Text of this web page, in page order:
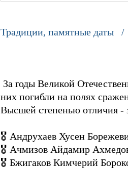
Традиции, памятные даты /
За годы Великой
них погибли на полях
Высшей степенью отличия -
🎖 Андрухаев Хусен
🎖 Ачмизов Айдамир
🎖 Бжигаков Кимчерий